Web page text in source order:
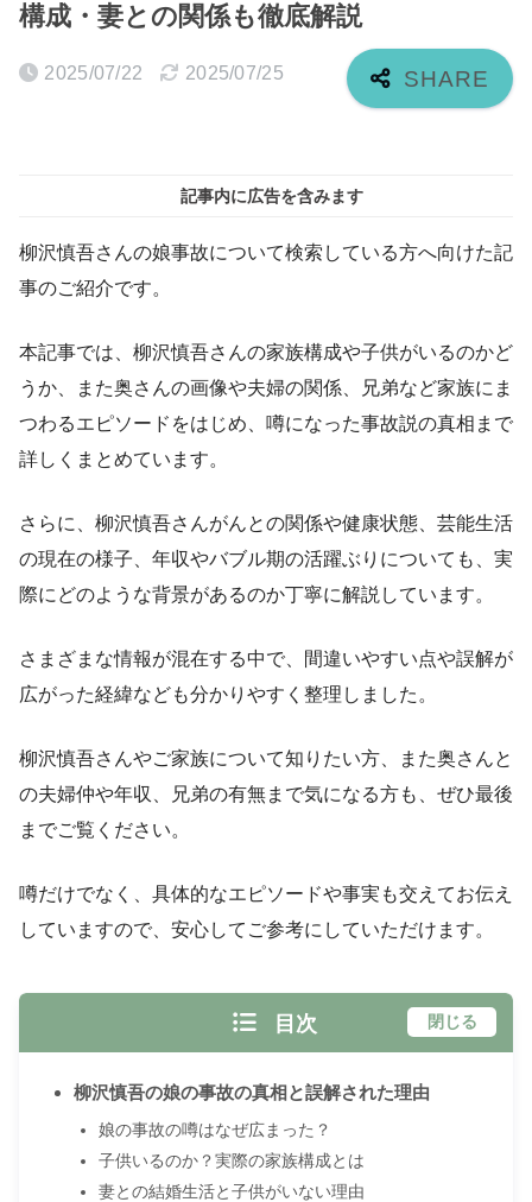
構成・妻との関係も徹底解説
2025/07/22 2025/07/25
記事内に広告を含みます
柳沢慎吾さんの娘事故について検索している方へ向けた記
事のご紹介です。
本記事では、柳沢慎吾さんの家族構成や子供がいるのかど
うか、また奥さんの画像や夫婦の関係、兄弟など家族にま
つわるエピソードをはじめ、噂になった事故説の真相まで
詳しくまとめています。
さらに、柳沢慎吾さんがんとの関係や健康状態、芸能生活
の現在の様子、年収やバブル期の活躍ぶりについても、実
際にどのような背景があるのか丁寧に解説しています。
さまざまな情報が混在する中で、間違いやすい点や誤解が
広がった経緯なども分かりやすく整理しました。
柳沢慎吾さんやご家族について知りたい方、また奥さんと
の夫婦仲や年収、兄弟の有無まで気になる方も、ぜひ最後
までご覧ください。
噂だけでなく、具体的なエピソードや事実も交えてお伝え
していますので、安心してご参考にしていただけます。
目次 閉じる
柳沢慎吾の娘の事故の真相と誤解された理由
娘の事故の噂はなぜ広まった？
子供いるのか？実際の家族構成とは
妻との結婚生活と子供がいない理由